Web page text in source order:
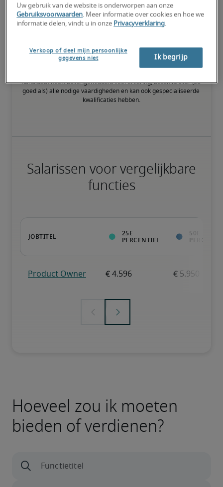
over de nodige vaardigheden.
Kandidaat heeft bovengemiddeld veel ervaring, beschikt over (zo
goed als) alle nodige vaardigheden en kan ook gespecialiseerde
kwalificaties hebben.
Salarissen voor vergelijkbare
functies
Hoeveel zou ik moeten
bieden of verdienen?
Uw gebruik van de website is onderworpen aan onze
Gebruiksvoorwaarden. Meer informatie over cookies en hoe we
informatie delen, vindt u in onze Privacyverklaring.
Verkoop of deel mijn persoonlijke
gegevens niet
Ik begrijp